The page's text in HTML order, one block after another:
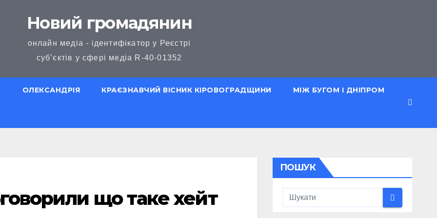
Новий громадянин
онлайн медіа - ідентифікатор у Реєстрі
суб’єктів у сфері медіа R-40-01352
ОЛЕКСАНДРІЯ КРАЄЗНАВЧИЙ ВІСНИК КІРОВОГРАДЩИНИ МІЖ БУГОМ І ДНІПРОМ
що таке хейт
ПОШУК